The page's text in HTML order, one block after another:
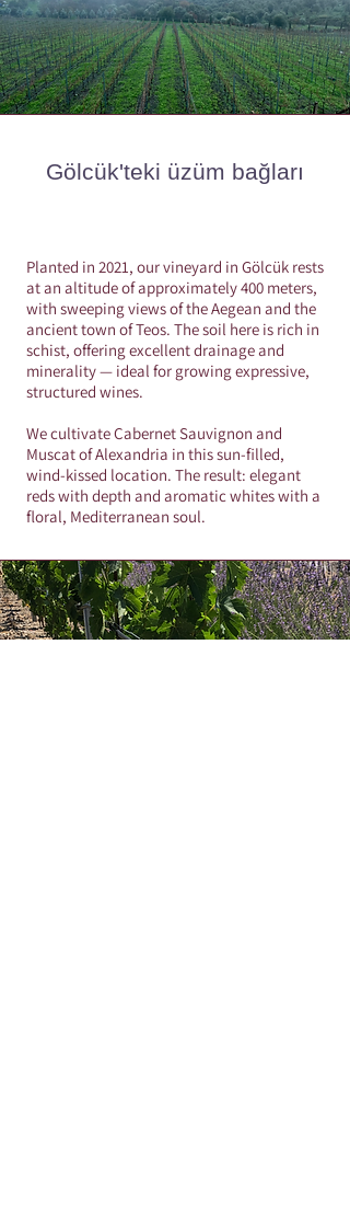
Gölcük'teki üzüm bağları
Planted in 2021, our vineyard in Gölcük rests
at an altitude of approximately 400 meters,
with sweeping views of the Aegean and the
ancient town of Teos. The soil here is rich in
schist, offering excellent drainage and
minerality — ideal for growing expressive,
structured wines.
We cultivate Cabernet Sauvignon and
Muscat of Alexandria in this sun-filled,
wind-kissed location. The result: elegant
reds with depth and aromatic whites with a
floral, Mediterranean soul.